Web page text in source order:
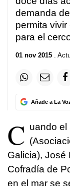
demanda
permita
para el
01 nov 2015 .
Añade a La
C uando el
Galicia), José
Cofradía de
en el mar se